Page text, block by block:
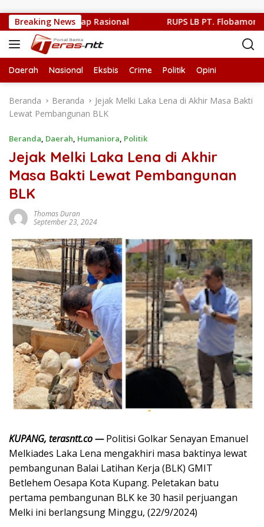
Breaking News
Harus Tetap Rasional RUPS LB PT. Flobamor,
Daerah Nasional Eksbis Crime Politik Opini
Beranda Beranda
Jejak Melki Laka Lena di Akhir Masa Bakti
Lewat Pembangunan BLK
Beranda, Daerah, Humaniora, Politik
Jejak Melki Laka Lena di Akhir
Masa Bakti Lewat Pembangunan
BLK
Thomas Duran
September 23, 2024
KUPANG, terasntt.co —Politisi Golkar Senayan Emanuel
Melkiades Laka Lena mengakhiri masa baktinya lewat
pembangunan Balai Latihan Kerja (BLK) GMIT
Betlehem Oesapa Kota Kupang. Peletakan batu
pertama pembangunan BLK ke 30 hasil perjuangan
Melki ini berlangsung Minggu, (22/9/2024)